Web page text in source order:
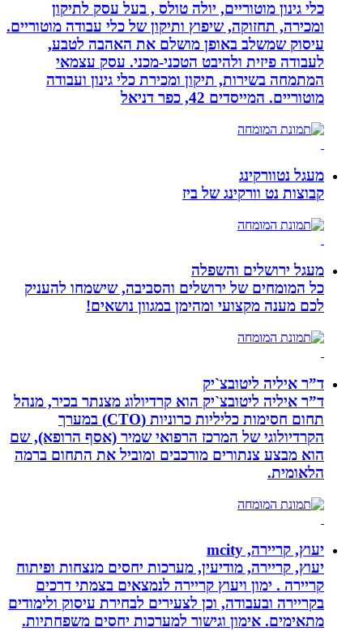
כלי גינון מוטוריים, יולה טולס , בעל עסק לתיקון
ומכירה, תחזוקה, שיפוץ ותיקון של כלי עבודה מוטוריים.
עיסוק שמשלב באופן מושלם את האהבה לטבע,
לעבודה פיזית ולהיבט הטכני-מכני. עסק עצמאי
המתמחה בשירות, תיקון ומכירת כלי גינון ועבודה
מוטוריים. המייסדים 42, כפר דניאל
מעגל נטוורקינג
קבוצות נט וורקינג של ביז
מעגל ירושלים והשפלה
כל המומחים של ירושלים והסביבה, שישמחו להעניק
לכם מענה מקצועי ומהימן במגוון נושאים!
ד”ר איליה ליטובצ`יק
ד”ר איליה ליטובצ`יק הוא קרדיולוג מצנתר בכיר, מנהל
תחום חסימות כליליות כרוניות (CTO) במערך
הקרדיולוגי של המרכז הרפואי שמיר (אסף הרופא), שם
הוא מבצע צנתורים מורכבים ומוביל את התחום ברמה
הלאומית.
יעוץ, קריירה, mcity
יעוץ, קריירה, מודיעין, מערכות יחסים מנצחות ופיתוח
קריירה . ימון ויעוץ קריירה לנמצאים בצמתי דרכים
בקריירה ובעבודה, וכן לצעירים לבחירת עיסוק ולימודים
מתאימים. אימון וגישור למערכות יחסים משפחתיות.